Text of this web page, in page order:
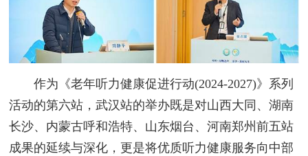
作为《老年听力健康促进行动(2024-2027)》系列
活动的第六站，武汉站的举办既是对山西大同、湖南
长沙、内蒙古呼和浩特、山东烟台、河南郑州前五站
成果的延续与深化，更是将优质听力健康服务向中部